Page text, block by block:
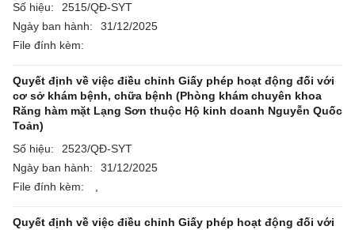
Số hiệu:
2515/QĐ-SYT
Ngày ban hành:
31/12/2025
File đính kèm:
Quyết định về việc điều chỉnh Giấy phép hoạt động đối với
cơ sở khám bệnh, chữa bệnh (Phòng khám chuyên khoa
Răng hàm mặt Lạng Sơn thuộc Hộ kinh doanh Nguyễn Quốc
Toản)
Số hiệu:
2523/QĐ-SYT
Ngày ban hành:
31/12/2025
File đính kèm:
Quyết định về việc điều chỉnh Giấy phép hoạt động đối với